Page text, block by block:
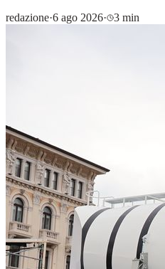
redazione·6 ago 2026· 3 min